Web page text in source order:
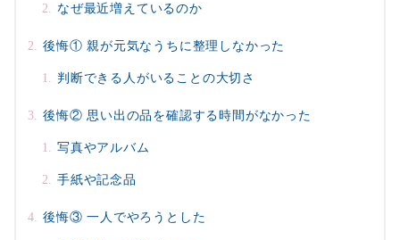
なぜ最近増えているのか
後悔① 親が元気なうちに整理しなかった
判断できる人がいることの大切さ
後悔② 思い出の品を確認する時間がなかった
写真やアルバム
手紙や記念品
後悔③ 一人でやろうとした